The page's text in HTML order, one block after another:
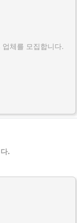
업체를 모집합니다.
.